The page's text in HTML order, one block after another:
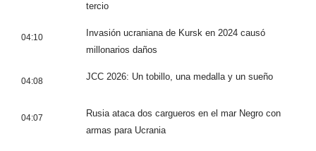
tercio
04:10
Invasión ucraniana de Kursk en 2024 causó
millonarios daños
04:08 JCC 2026: Un tobillo, una medalla y un sueño
04:07
Rusia ataca dos cargueros en el mar Negro con
armas para Ucrania